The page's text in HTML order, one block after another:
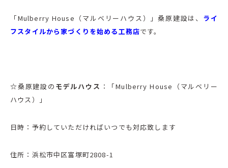
「Mulberry House（マルベリーハウス）」桑原建設は、 ライ
フスタイルから家づくりを始める工務店です。
☆桑原建設の モデルハウス ：「Mulberry House（マルベリー
ハウス）」
日時：予約していただければいつでも対応致します
住所：浜松市中区富塚町2808-1